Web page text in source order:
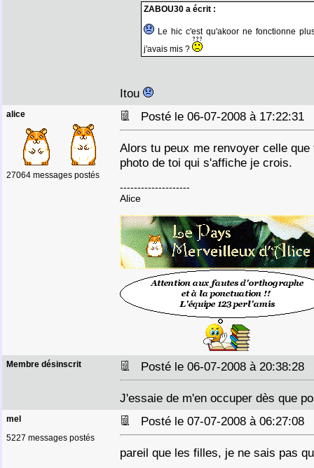
ZABOU30 a écrit :
Le hic c'est qu'akoor ne fonctionne
j'avais mis ?
Itou
alice
27064 messages postés
Posté le 06-07-2008 à 17:22:31
Alors tu peux me renvoyer celle
photo de toi qui s'affiche je crois.
--------------------
Alice
Membre désinscrit Posté le 06-07-2008 à 20:38:28
J'essaie de m'en occuper dès que
mel
5227 messages postés
Posté le 07-07-2008 à 06:27:08
pareil que les filles, je ne sais pas